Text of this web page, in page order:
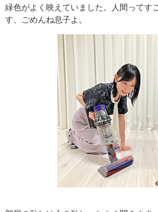
緑色がよく映えていました。人間ってす
す、ごめんね息子よ。